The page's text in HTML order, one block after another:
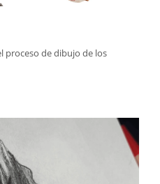
proceso de dibujo de los